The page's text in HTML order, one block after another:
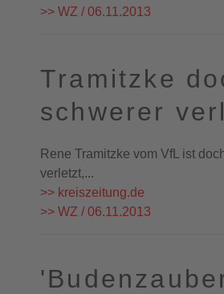
>> WZ / 06.11.2013
Tramitzke
schwerer
Rene Tramitzke vom VfL ist
verletzt,...
>> kreiszeitung.de
>> WZ / 06.11.2013